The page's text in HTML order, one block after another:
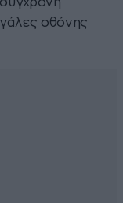
οθόνης